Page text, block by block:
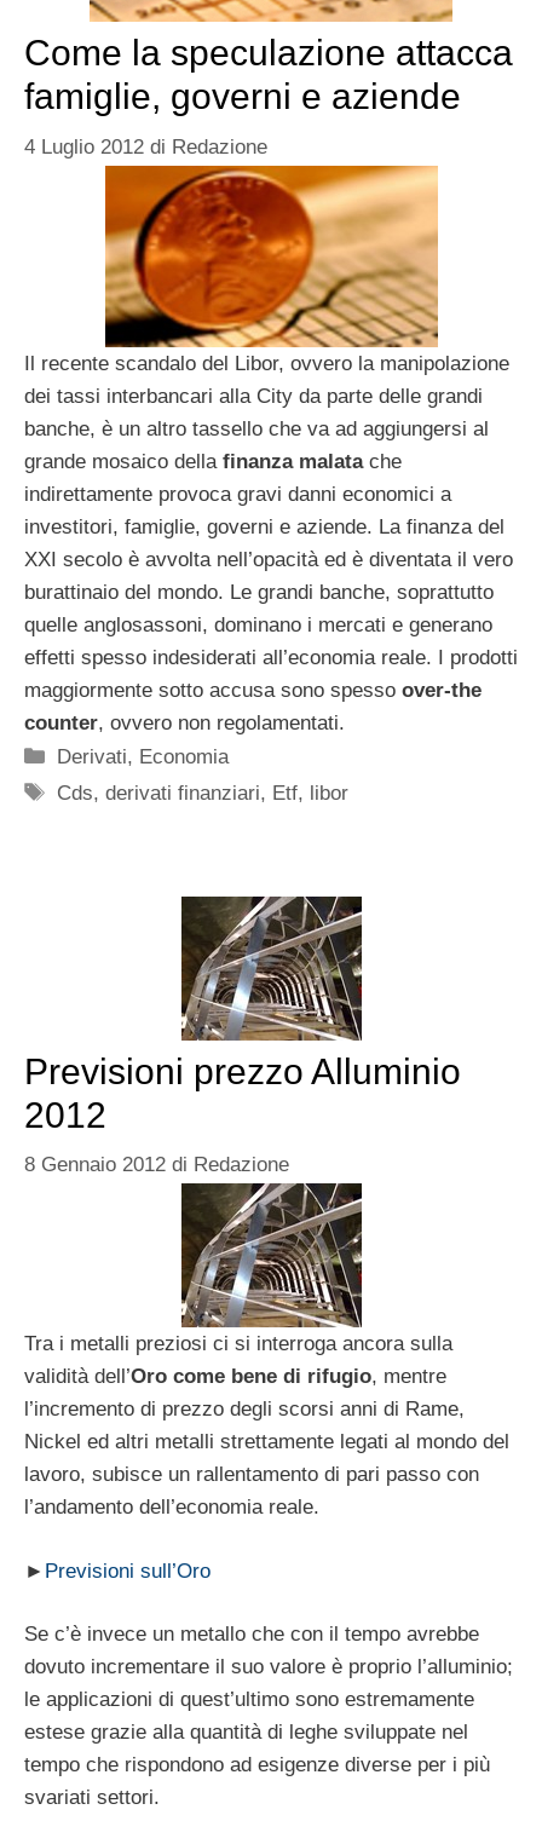
Come la speculazione attacca
famiglie, governi e aziende
4 Luglio 2012 di Redazione
Il recente scandalo del Libor, ovvero la manipolazione
dei tassi interbancari alla City da parte delle grandi
banche, è un altro tassello che va ad aggiungersi al
grande mosaico della finanza malata che
indirettamente provoca gravi danni economici a
investitori, famiglie, governi e aziende. La finanza del
XXI secolo è avvolta nell’opacità ed è diventata il vero
burattinaio del mondo. Le grandi banche, soprattutto
quelle anglosassoni, dominano i mercati e generano
effetti spesso indesiderati all’economia reale. I prodotti
maggiormente sotto accusa sono spesso over-the
counter, ovvero non regolamentati.
Categorie
Derivati, Economia
Tag
Cds,derivati finanziari, Etf, libor
Previsioni prezzo Alluminio
2012
8 Gennaio 2012 di Redazione
Tra i metalli preziosi ci si interroga ancora sulla
validità dell’Oro come bene di rifugio, mentre
l’incremento di prezzo degli scorsi anni di Rame,
Nickel ed altri metalli strettamente legati al mondo del
lavoro, subisce un rallentamento di pari passo con
l’andamento dell’economia reale.
► Previsioni sull’Oro
Se c’è invece un metallo che con il tempo avrebbe
dovuto incrementare il suo valore è proprio l’alluminio;
le applicazioni di quest’ultimo sono estremamente
estese grazie alla quantità di leghe sviluppate nel
tempo che rispondono ad esigenze diverse per i più
svariati settori.